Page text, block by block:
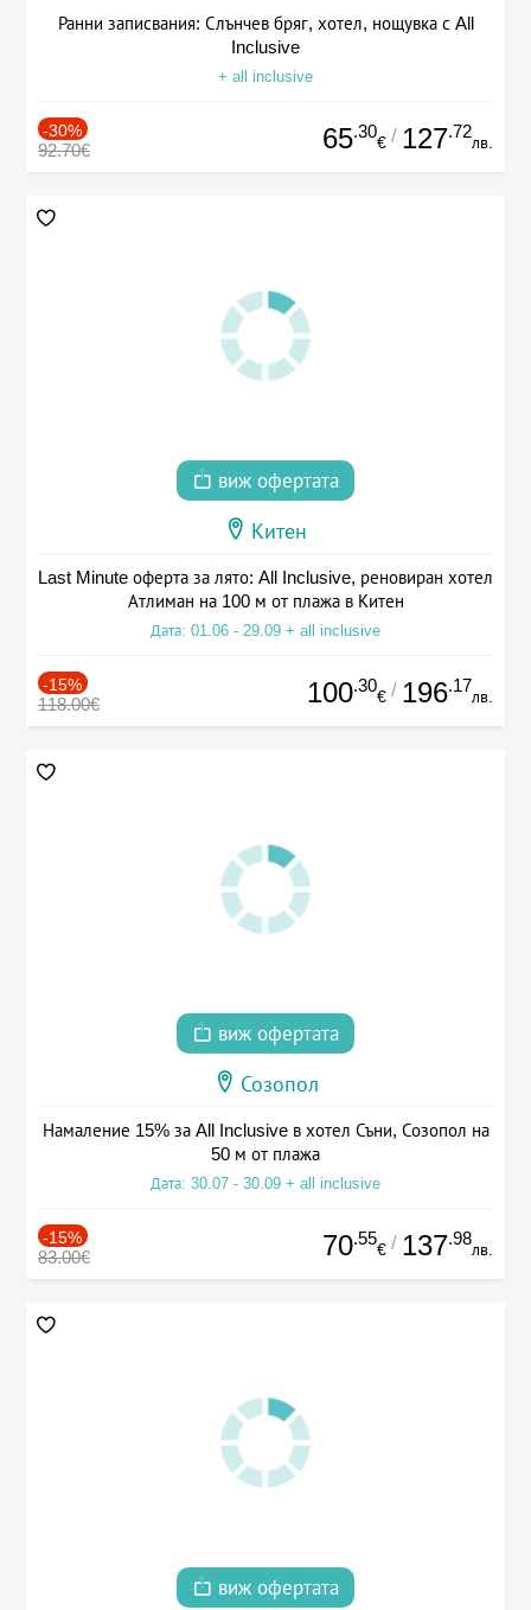
Ранни записвания: Слънчев бряг, хотел, нощувка с All
Inclusive
+ all inclusive
-30%
92.70€ 65.30
€ / 127.72
лв.
виж офертата
Китен
Last Minute оферта за лято: All Inclusive, реновиран хотел
Атлиман на 100 м от плажа в Китен
Дата: 01.06 - 29.09 + all inclusive
-15%
118.00€ 100.30
€ / 196.17
лв.
виж офертата
Созопол
Намаление 15% за All Inclusive в хотел Съни, Созопол на
50 м от плажа
Дата: 30.07 - 30.09 + all inclusive
-15%
83.00€ 70.55
€ / 137.98
лв.
виж офертата